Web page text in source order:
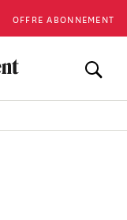
OFFRE ABONNEMENT